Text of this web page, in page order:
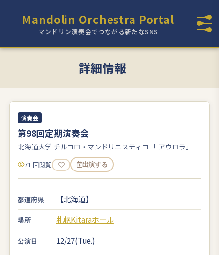
Mandolin Orchestra Portal
マンドリン演奏会でつながる新たなSNS
詳細情報
演奏会
第98回定期演奏会
北海道大学 チルコロ・マンドリニスティコ 「 アウロラ」
71 回閲覧 出演する
都道府県 【北海道】
場所 札幌Kitaraホール
公演日 12/27(Tue.)